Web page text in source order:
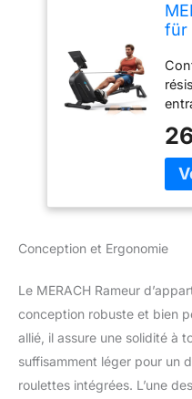
für
kg :
Conception et Ergonomie
Le MERACH Rameur
conception robuste et bien
allié, il assure une solidité à
suffisamment léger pour un
roulettes intégrées. L’une